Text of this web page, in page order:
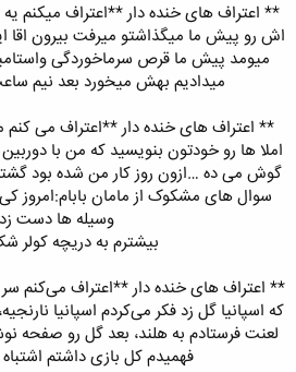
** اعتراف های خنده دار **اعتراف میکنم
اش رو پیش ما میگذاشتو میرفت بیرون اقا
میومد پیش ما قرص سرماخوردگی
میدادیم بهش میخورد بعد نیم
** اعتراف های خنده دار **اعتراف می
املا ها رو خودتون بنویسید که من با
گوش می ده …ازون روز کار من شده بود
سوال های مشکوک از مامان بابام:امروز
وسیله ها دست
بیشترم به دریچه کولر
** اعتراف های خنده دار **اعتراف می‌کنم
که اسپانیا گل زد فکر می‌کردم اسپانیا
فهمیدم کل بازی داشتم